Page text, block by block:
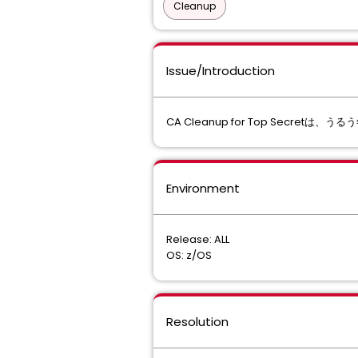
Cleanup
Issue/Introduction
CA Cleanup for Top Secretは、うるう
Environment
Release: ALL
OS: z/OS
Resolution